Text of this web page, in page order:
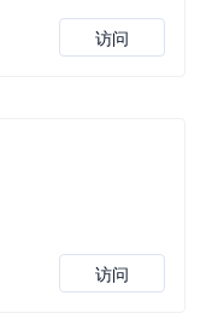
访问
访问